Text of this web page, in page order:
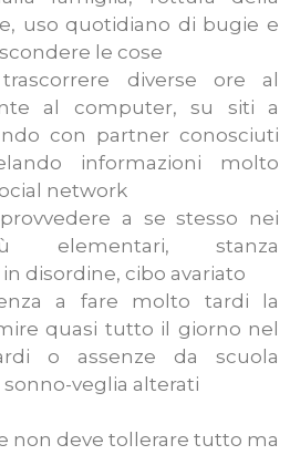
uso quotidiano di bugie e
le cose
diverse ore al
al computer, su siti a
con partner conosciuti
informazioni molto
network
a se stesso nei
elementari, stanza
disordine, cibo avariato
a fare molto tardi la
quasi tutto il giorno nel
o assenze da scuola
veglia alterati
non deve tollerare tutto ma